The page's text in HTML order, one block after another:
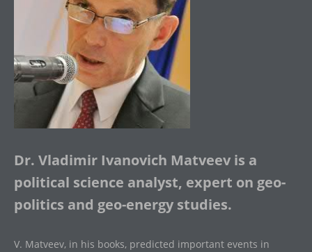
Dr. Vladimir Ivanovich Matveev is a
political science analyst, expert on geo-
politics and geo-energy studies.
V. Matveev, in his books, predicted important events in